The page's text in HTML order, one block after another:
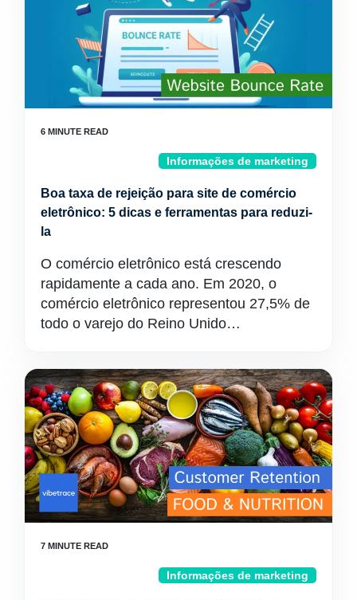
Informações de marketing
Boa taxa de rejeição para site de comércio
eletrônico: 5 dicas e ferramentas para reduzi-
la
O comércio eletrônico está crescendo
rapidamente a cada ano. Em 2020, o
comércio eletrônico representou 27,5% de
todo o varejo do Reino Unido…
Informações de marketing